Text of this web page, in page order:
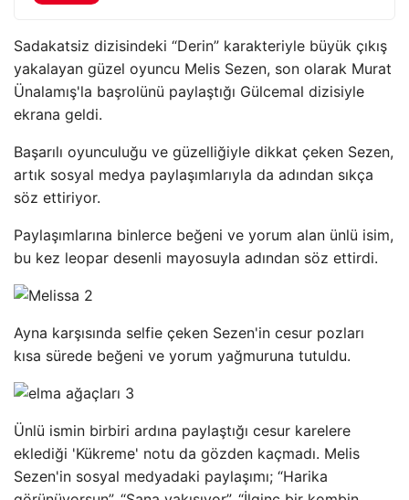
Sadakatsiz dizisindeki “Derin” karakteriyle büyük çıkış
yakalayan güzel oyuncu Melis Sezen, son olarak Murat
Ünalamış'la başrolünü paylaştığı Gülcemal dizisiyle
ekrana geldi.
Başarılı oyunculuğu ve güzelliğiyle dikkat çeken Sezen,
artık sosyal medya paylaşımlarıyla da adından sıkça
söz ettiriyor.
Paylaşımlarına binlerce beğeni ve yorum alan ünlü isim,
bu kez leopar desenli mayosuyla adından söz ettirdi.
Ayna karşısında selfie çeken Sezen'in cesur pozları
kısa sürede beğeni ve yorum yağmuruna tutuldu.
Ünlü ismin birbiri ardına paylaştığı cesur karelere
eklediği 'Kükreme' notu da gözden kaçmadı. Melis
Sezen'in sosyal medyadaki paylaşımı; “Harika